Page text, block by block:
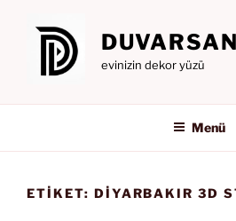
DUVARSAN
evinizin dekor yüzü
Menü
ETIKET: DİYARBAKIR 3D